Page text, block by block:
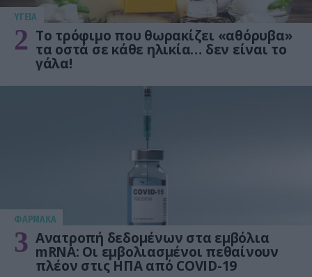
ΥΓΕΙΑ
2 Το τρόφιμο που θωρακίζει «αθόρυβα»
τα οστά σε κάθε ηλικία… δεν είναι το
γάλα!
ΦΑΡΜΑΚΑ
3 Ανατροπή δεδομένων στα εμβόλια
mRNA: Οι εμβολιασμένοι πεθαίνουν
πλέον στις ΗΠΑ από COVID-19